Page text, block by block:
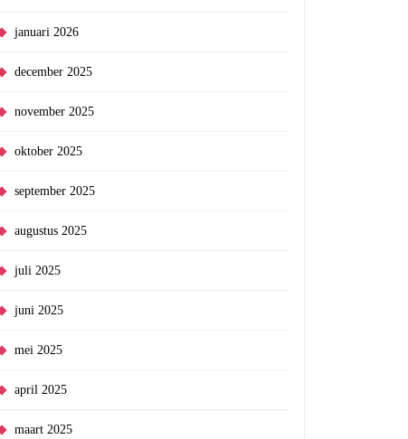
januari 2026
december 2025
november 2025
oktober 2025
september 2025
augustus 2025
juli 2025
juni 2025
mei 2025
april 2025
maart 2025